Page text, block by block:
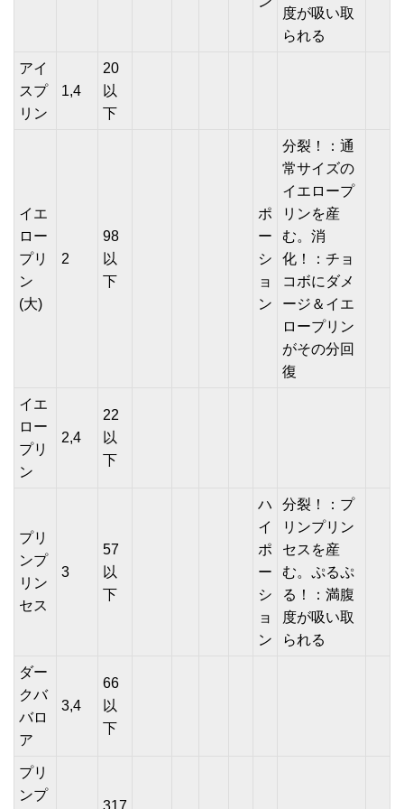
度が吸い取
られる
アイ
スプ
リン
1,4
20
以
下
イエ
ロー
プリ
ン
(大)
2
98
以
下
ポ
ー
シ
ョ
ン
分裂！：通
常サイズの
イエロープ
リンを産
む。消
化！：チョ
コボにダメ
ージ＆イエ
ロープリン
がその分回
復
イエ
ロー
プリ
ン
2,4
22
以
下
プリ
ンプ
リン
セス
3
57
以
下
ハ
イ
ポ
ー
シ
ョ
ン
分裂！：プ
リンプリン
セスを産
む。ぷるぷ
る！：満腹
度が吸い取
られる
ダー
クバ
バロ
ア
3,4
66
以
下
プリ
ンプ
317